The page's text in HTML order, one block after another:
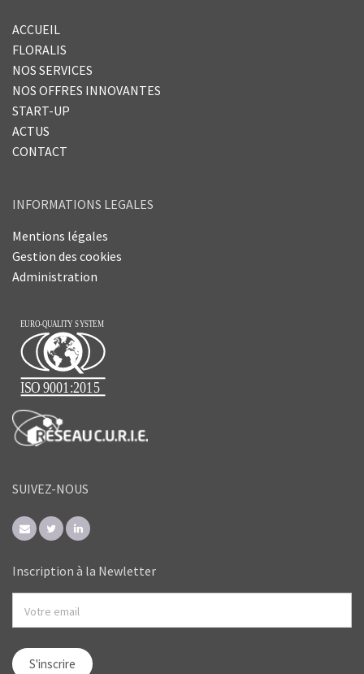
ACCUEIL
FLORALIS
NOS SERVICES
NOS OFFRES INNOVANTES
START-UP
ACTUS
CONTACT
INFORMATIONS LEGALES
Mentions légales
Gestion des cookies
Administration
SUIVEZ-NOUS
Inscription à la Newletter